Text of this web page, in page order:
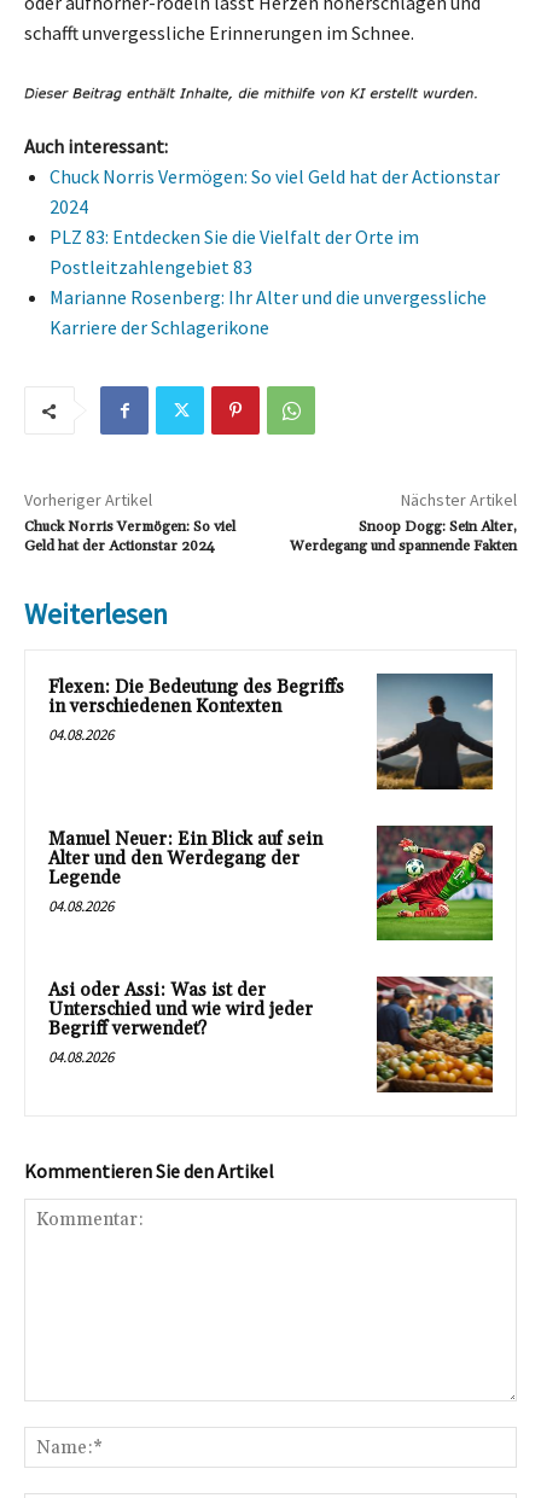
schafft unvergessliche Erinnerungen im Schnee.
Auch interessant:
Chuck Norris Vermögen: So viel Geld hat der Actionstar
2024
PLZ 83: Entdecken Sie die Vielfalt der Orte im
Postleitzahlengebiet 83
Marianne Rosenberg: Ihr Alter und die unvergessliche
Karriere der Schlagerikone
Vorheriger Artikel
Chuck Norris Vermögen: So viel
Geld hat der Actionstar 2024
Nächster Artikel
Snoop Dogg: Sein Alter,
Werdegang und spannende Fakten
Weiterlesen
Flexen: Die Bedeutung des Begriffs
in verschiedenen Kontexten
04.08.2026
Manuel Neuer: Ein Blick auf sein
Alter und den Werdegang der
Legende
04.08.2026
Asi oder Assi: Was ist der
Unterschied und wie wird jeder
Begriff verwendet?
04.08.2026
Kommentieren Sie den Artikel